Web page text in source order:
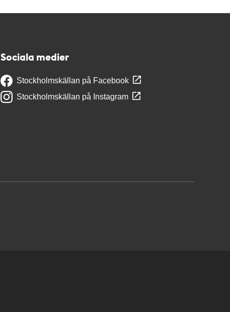
Sociala medier
Stockholmskällan på Facebook
Stockholmskällan på Instagram